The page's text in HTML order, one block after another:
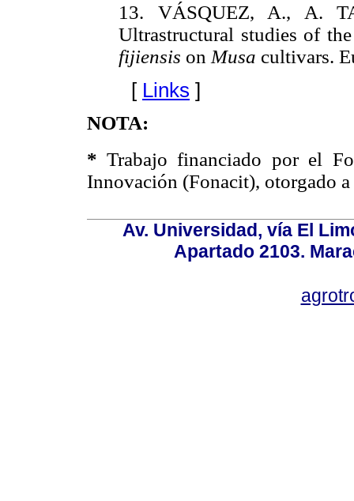
13. VÁSQUEZ, A., A.
Ultrastructural studies of
fijiensis on Musa cultivars.
[ Links ]
NOTA:
* Trabajo financiado por el
Innovación (Fonacit), otorgado
Av. Universidad, vía El
Apartado 2103.